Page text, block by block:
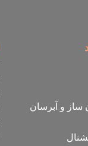
ساز و آبرسان